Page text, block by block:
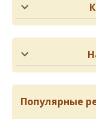
Популярные